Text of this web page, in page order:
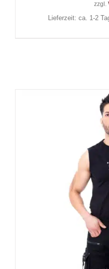
zzgl.
Lieferzeit: ca. 1-2